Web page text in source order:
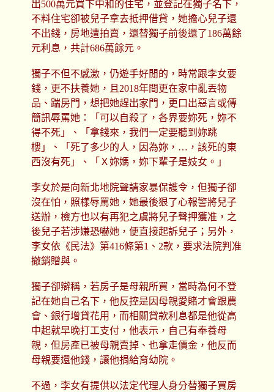
出500萬元買下中和的住宅，並登記在獨子名下，
不料住宅卻被兒子拿去抵押借貸，她擔心兒子還
不出錢，房地遭拍賣，還替獨子前後還了186萬餘
元利息，共計686萬餘元。
獨子不但不感激，仍遊手好閒的，時常跟李女要
錢，更不扶養她，且2018年間更在家中亂丟物
品、踹房門，想把她趕出家門，更口出惡言或傳
簡訊辱罵她：「可以自殺了，各界要妳死，妳不
得不死」、「拿錢來，我們一定要聽到妳跳
樓」、「死了多少的人，因為妳，…，該死的東
西沒有死」、「Ｘ妳媽，妳下輩子是妓女。」
李女於是向新北地院聲請家暴保護令，但獨子卻
沒在怕，照樣辱罵她，她最後狠了心報警將兒子
送辦，檢方也以有再犯之虞將兒子聲押獲准，之
後兒子若涉嫌恐嚇她，便直接起訴兒子；另外，
李女依《民法》第416條第1、2款，要求法院判准
撤銷贈與。
獨子卻辯稱，若房子是母親所買，當時為何不登
記在她自己名下，他反控是因母親愛賭才會跟農
會、銀行增貸花用，而相關貸款利息都是他從高
中起就早晚打工支付，他表示，自己有奉養母
親，但房產已被母親賣掉、也拿走價金，他反而
母親要還他錢，讓他捐給育幼院。
不過，李女有提供以法定代理人身分替獨子買房